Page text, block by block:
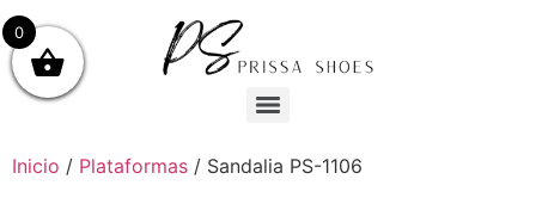
Inicio / Plataformas / Sandalia PS-1106
0